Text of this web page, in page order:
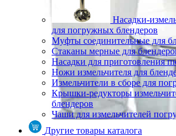
Насадки-
для погружных блендеров
Муфты соединительные для
Стаканы мерные для
Насадки для приготовления
Ножи измельчителя для
Измельчители в сборе для
Крышки-редукторы
блендеров
Чаши для измельчителей
Другие товары каталога